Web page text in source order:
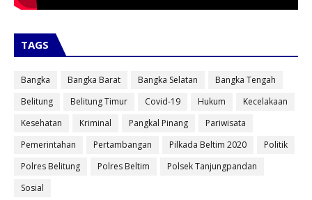
TAGS
Bangka Bangka Barat Bangka Selatan
Bangka Tengah
Belitung
Belitung Timur Covid-19 Hukum
Kecelakaan
Kesehatan
Kriminal Pangkal Pinang
Pariwisata
Pemerintahan
Pertambangan Pilkada Beltim 2020
Politik
Polres Belitung
Polres Beltim
Polsek Tanjungpandan
Sosial